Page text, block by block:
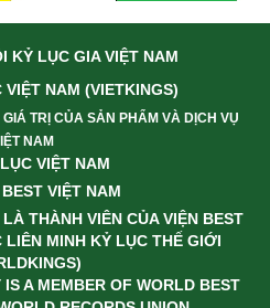
KỶ LỤC GIA VIỆT NAM
NAM (VIETKINGS)
TRỊ CỦA SẢN PHẨM VÀ DỊCH VỤ
NAM
VIỆT NAM
VIỆT NAM
THÀNH VIÊN CỦA VIỆN BEST
MINH KỶ LỤC THẾ GIỚI
A MEMBER OF WORLD BEST